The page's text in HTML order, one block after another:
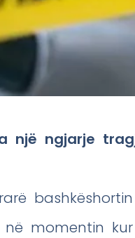
një ngjarje
momentin